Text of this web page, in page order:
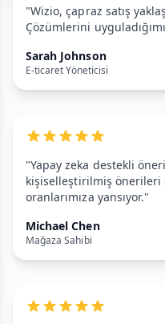
"Wizio, çapraz satış
Çözümlerini
Sarah Johnson
E-ticaret Yöneticisi
"Yapay zeka destekli
kişiselleştirilmiş önerileri
oranlarımıza yansıyor."
Michael Chen
Mağaza Sahibi